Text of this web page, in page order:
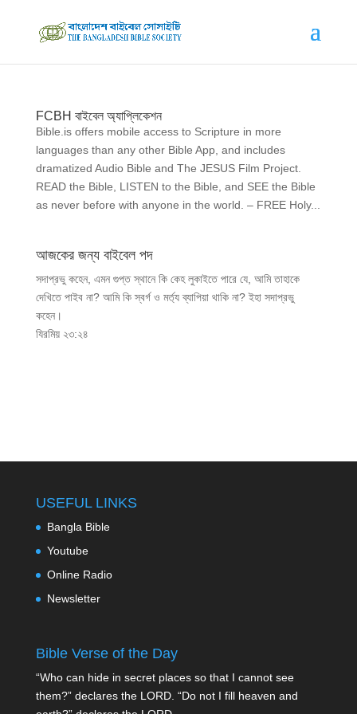
FCBH বাইবেল অ্যাপ্লিকেশন
Bible.is offers mobile access to Scripture in more
languages than any other Bible App, and includes
dramatized Audio Bible and The JESUS Film Project.
READ the Bible, LISTEN to the Bible, and SEE the Bible
as never before with anyone in the world. – FREE Holy...
আজকের জন্য বাইবেল পদ
সদাপ্রভু কহেন, এমন গুপ্ত স্থানে কি কেহ লুকাইতে পারে যে, আমি তাহাকে
দেখিতে পাইব না? আমি কি স্বর্গ ও মর্ত্য ব্যাপিয়া থাকি না? ইহা সদাপ্রভু
কহেন।
যিরমিয় ২৩:২৪
USEFUL LINKS
Bangla Bible
Youtube
Online Radio
Newsletter
Bible Verse of the Day
“Who can hide in secret places so that I cannot see
them?” declares the LORD. “Do not I fill heaven and